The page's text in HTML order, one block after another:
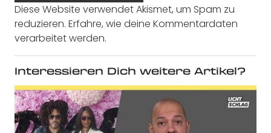
Diese Website verwendet Akismet, um Spam zu
reduzieren. Erfahre, wie deine Kommentardaten
verarbeitet werden.
Interessieren Dich weitere Artikel?